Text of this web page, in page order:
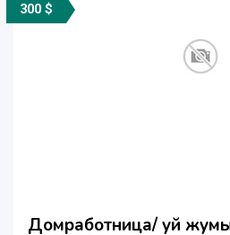
300 $
Домработница/ уй